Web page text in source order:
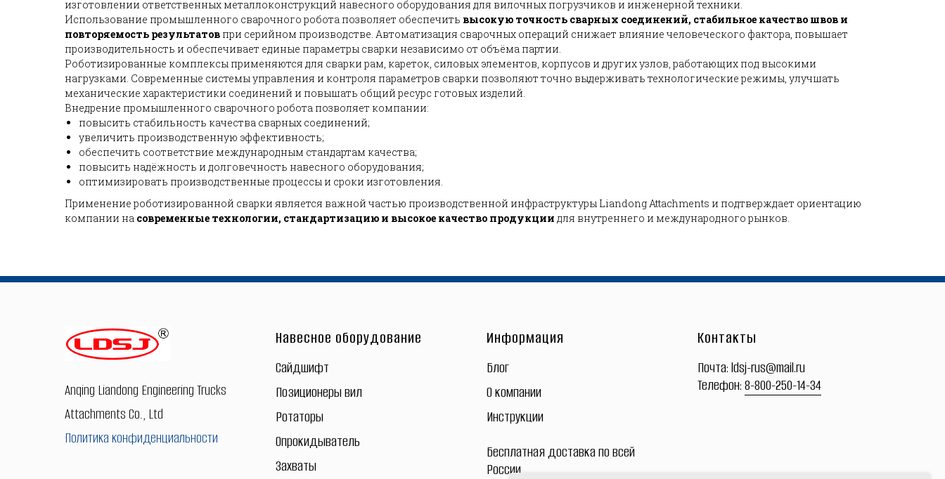
изготовлении ответственных металлоконструкций навесного оборудования для вилочных погрузчиков и инженерной техники.
Использование промышленного сварочного робота позволяет обеспечить высокую точность сварных соединений, стабильное качество швов и
повторяемость результатов при серийном производстве. Автоматизация сварочных операций снижает влияние человеческого фактора, повышает
производительность и обеспечивает единые параметры сварки независимо от объёма партии.
Роботизированные комплексы применяются для сварки рам, кареток, силовых элементов, корпусов и других узлов, работающих под высокими
нагрузками. Современные системы управления и контроля параметров сварки позволяют точно выдерживать технологические режимы, улучшать
механические характеристики соединений и повышать общий ресурс готовых изделий.
Внедрение промышленного сварочного робота позволяет компании:
повысить стабильность качества сварных соединений;
увеличить производственную эффективность;
обеспечить соответствие международным стандартам качества;
повысить надёжность и долговечность навесного оборудования;
оптимизировать производственные процессы и сроки изготовления.
Применение роботизированной сварки является важной частью производственной инфраструктуры Liandong Attachments и подтверждает ориентацию
компании на современные технологии, стандартизацию и высокое качество продукции для внутреннего и международного рынков.
Anqing Liandong Engineering Trucks
Attachments Co., Ltd
Политика конфиденциальности
Навесное оборудование
Сайдшифт
Позиционеры вил
Ротаторы
Опрокидыватель
Захваты
Информация
Блог
О компании
Инструкции
Бесплатнаядоставкапо всей
России
Контакты
Почта:ldsj-rus@mail.ru
Телефон:8-800-250-14-34